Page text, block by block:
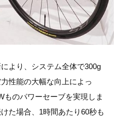
より、システム全体で300g
性能の大幅な向上によっ
ものパワーセーブを実現しま
た場合、 1時間あたり60秒も